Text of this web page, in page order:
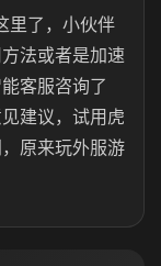
里了，小伙伴
法或者是加速
客服咨询了
建议，试用虎
原来玩外服游